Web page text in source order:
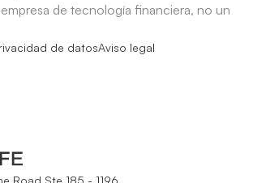
de tecnología financiera, no un
de datosAviso legal
Road Ste 185 - 1196